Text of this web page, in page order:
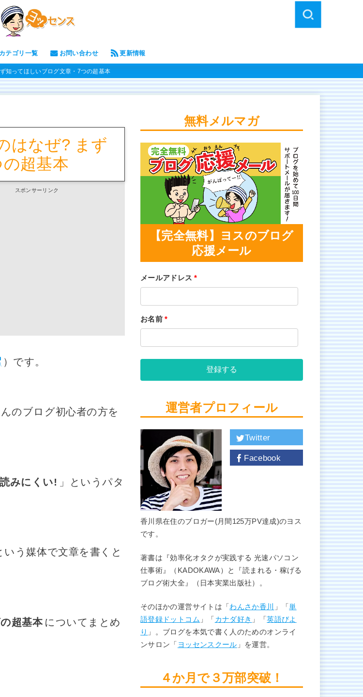
カテゴリ一覧 お問い合わせ 更新情報
知ってほしいブログ文章・7つの超基本
はなぜ? まず
超基本
スポンサーリンク
）です。
のブログ初心者の方を
みにくい! 」というパタ
う媒体で文章を書くと
超基本 についてまとめ
無料メルマガ
【完全無料】ヨスのブログ
応援メール
メールアドレス*
お名前*
登録する
運営者プロフィール
Twitter
Facebook
香川県在住のブロガー(月間125万PV達成)のヨス
です。
著書は『効率化オタクが実践する 光速パソコン
仕事術』（KADOKAWA）と『読まれる・稼げる
ブログ術大全』（日本実業出版社）。
そのほかの運営サイトは「わんさか香川 」「単
語登録ドットコム 」「 カナダ好き 」「英語びよ
り 」。ブログを本気で書く人のためのオンライ
ンサロン「 ヨッセンスクール 」を運営。
４か月で３万部突破！